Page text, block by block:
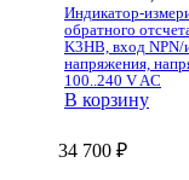
Индикатор-
обратного
K3HB, вход NPN/
напряжения,
100..240 V AC
В корзину
34 700 ₽